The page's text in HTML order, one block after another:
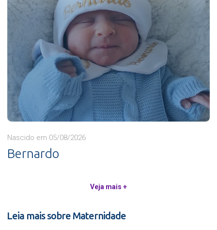
Nascido em 05/08/2026
Bernardo
Veja mais +
Leia mais sobre Maternidade